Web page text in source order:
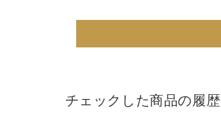
チェックした商品の履歴